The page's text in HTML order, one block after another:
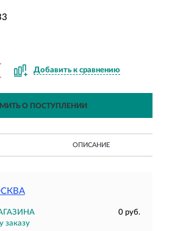
Добавить к сравнению
О ПОСТУПЛЕНИИ
ОПИСАНИЕ
0 руб.
заказу